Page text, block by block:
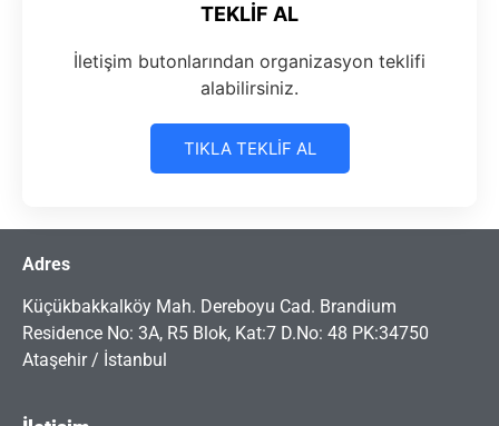
TEKLİF AL
İletişim butonlarından organizasyon teklifi
alabilirsiniz.
TIKLA TEKLİF AL
Adres
Küçükbakkalköy Mah. Dereboyu Cad. Brandium
Residence No: 3A, R5 Blok, Kat:7 D.No: 48 PK:34750
Ataşehir / İstanbul